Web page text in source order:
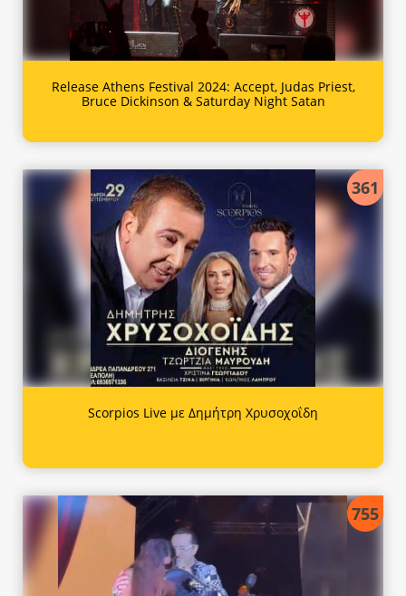
Release Athens Festival 2024: Accept, Judas Priest,
Bruce Dickinson & Saturday Night Satan
361
Scorpios Live με Δημήτρη Χρυσοχοΐδη
755